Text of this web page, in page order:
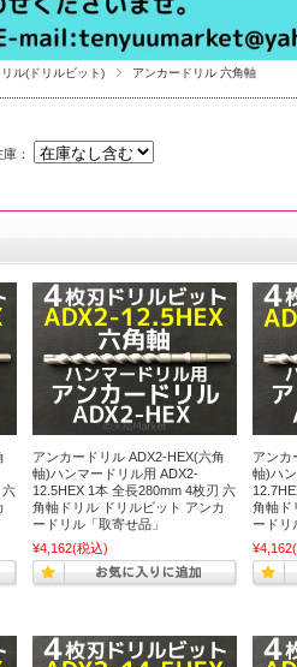
ル(ドリルビット) アンカードリル 六角軸
庫：
六
アンカードリル ADX2-HEX(六角
軸)ハンマードリル用 ADX2-
12.5HEX 1本 全長280mm 4枚刃 六
角軸ドリル ドリルビット アンカ
ードリル「取寄せ品」
¥4,162(税込)
アンカ
軸)ハ
角軸ド
ードリ
¥4,162